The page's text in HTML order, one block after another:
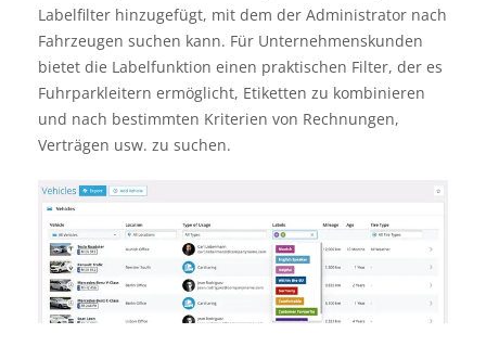
Labelfilter hinzugefügt, mit dem der Administrator nach
Fahrzeugen suchen kann. Für Unternehmenskunden
bietet die Labelfunktion einen praktischen Filter, der es
Fuhrparkleitern ermöglicht, Etiketten zu kombinieren
und nach bestimmten Kriterien von Rechnungen,
Verträgen usw. zu suchen.